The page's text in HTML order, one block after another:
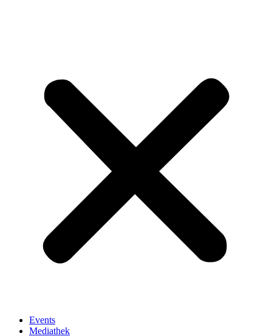
Events
Mediathek